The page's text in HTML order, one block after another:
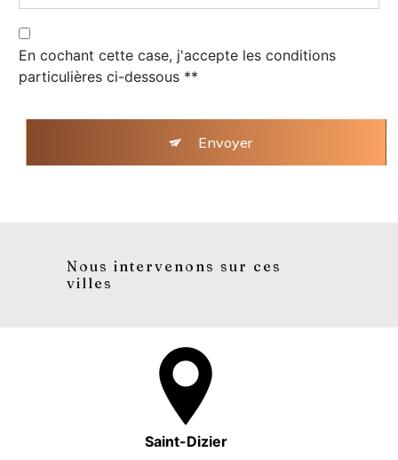
En cochant cette case, j'accepte les conditions
particulières ci-dessous **
Envoyer
Nous intervenons sur ces
villes
Saint-Dizier